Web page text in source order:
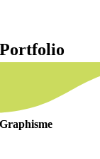
Portfolio
Graphisme